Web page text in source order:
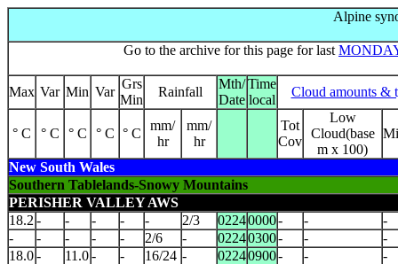
Alpine
Go to the archive for this page for last
Max Var Min Var
Grs
Min
Rainfall
Mth/
Date
Time
local
Cloud amounts &
° C ° C ° C ° C ° C
mm/
hr
mm/
hr
Tot
Cov
Low
Cloud(base
m x 100)
New South Wales
Southern Tablelands-Snowy Mountains
PERISHER VALLEY AWS
18.2 - - - - - 2/3 02240000- -
-
-
- - - - 2/6 - 02240300- -
-
18.0- 11.0- - 16/24 - 02240900- -
-